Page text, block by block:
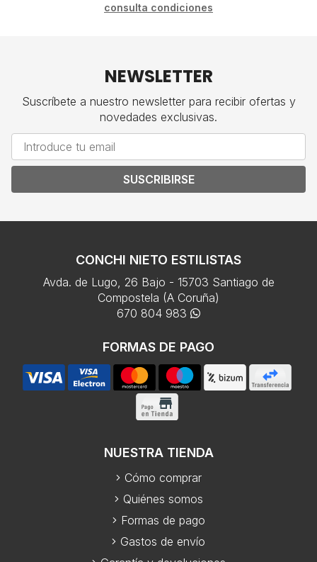
consulta condiciones
NEWSLETTER
Suscríbete a nuestro newsletter para recibir ofertas y
novedades exclusivas.
SUSCRIBIRSE
CONCHI NIETO ESTILISTAS
Avda. de Lugo, 26 Bajo - 15703 Santiago de
Compostela (A Coruña)
670 804 983
FORMAS DE PAGO
NUESTRA TIENDA
Cómo comprar
Quiénes somos
Formas de pago
Gastos de envío